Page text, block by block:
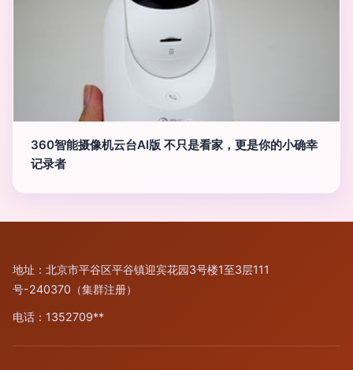
360智能摄像机云台AI版 不只是看家，更是你的小确幸
记录者
地址：北京市平谷区平谷镇迎宾花园3号楼1至3层111
号-240370（集群注册）
电话：1352709**